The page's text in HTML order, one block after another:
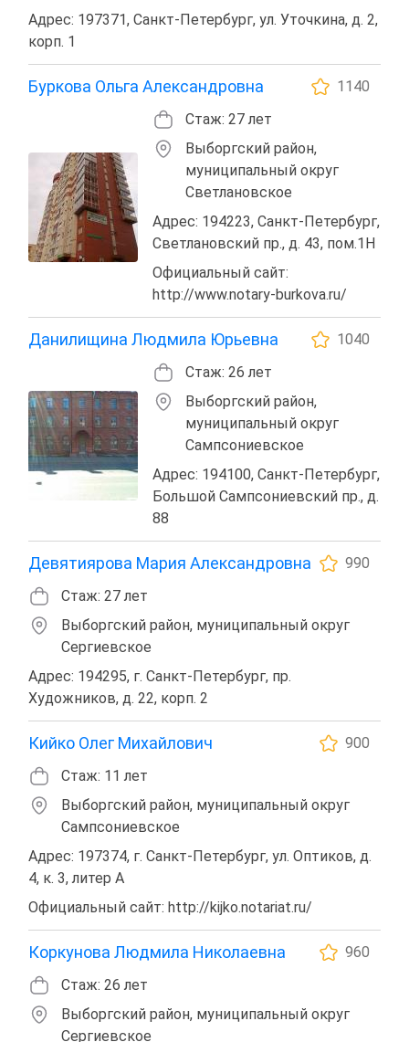
Адрес: 197371, Санкт-Петербург, ул. Уточкина, д. 2,
корп. 1
Буркова Ольга Александровна
1140
Стаж: 27 лет
Выборгский район,
муниципальный округ
Светлановское
Адрес: 194223, Санкт-Петербург,
Светлановский пр., д. 43, пом.1Н
Официальный сайт:
http://www.notary-burkova.ru/
Данилищина Людмила Юрьевна
1040
Стаж: 26 лет
Выборгский район,
муниципальный округ
Сампсониевское
Адрес: 194100, Санкт-Петербург,
Большой Сампсониевский пр., д.
88
Девятиярова Мария Александровна
990
Стаж: 27 лет
Выборгский район, муниципальный округ
Сергиевское
Адрес: 194295, г. Санкт-Петербург, пр.
Художников, д. 22, корп. 2
Кийко Олег Михайлович
900
Стаж: 11 лет
Выборгский район, муниципальный округ
Сампсониевское
Адрес: 197374, г. Санкт-Петербург, ул. Оптиков, д.
4, к. 3, литер А
Официальный сайт: http://kijko.notariat.ru/
Коркунова Людмила Николаевна
960
Стаж: 26 лет
Выборгский район, муниципальный округ
Сергиевское